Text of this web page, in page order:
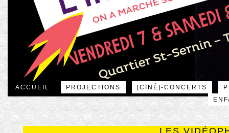
ACCUEIL PROJECTIONS [CINÉ]-CONCERTS
LES